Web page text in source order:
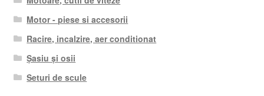
Motor - piese si accesorii
Racire, incalzire, aer conditionat
Șasiu și osii
Seturi de scule